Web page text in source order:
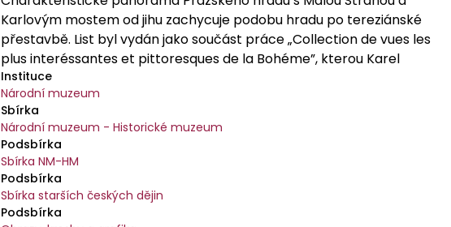
Karlovým mostem od jihu zachycuje podobu hradu po tereziánské
přestavbě. List byl vydán jako součást práce „Collection de vues les
plus interéssantes et pittoresques de la Bohéme”, kterou Karel
Postl leptal podle předloh V. Janči pro vídeňské nakladatelství
Artaria. Sídelní hrad i místo posledního odpočinku českých knížat a
králů, na jehož počátku stojí hradiště z 9. století. Svůj středověký
vzhled postupně ztrácí, především po tereziánské přestavbě.
Instituce
Národní muzeum
Sbírka
Národní muzeum - Historické muzeum
Podsbírka
Sbírka NM-HM
Podsbírka
Sbírka starších českých dějin
Podsbírka